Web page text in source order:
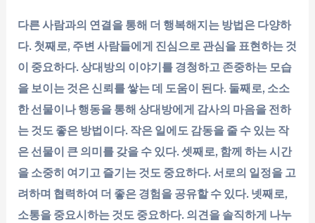
다른 사람과의 연결을 통해 더 행복해지는 방법은 다양하
다. 첫째로, 주변 사람들에게 진심으로 관심을 표현하는 것
이 중요하다. 상대방의 이야기를 경청하고 존중하는 모습
을 보이는 것은 신뢰를 쌓는 데 도움이 된다. 둘째로, 소소
한 선물이나 행동을 통해 상대방에게 감사의 마음을 전하
는 것도 좋은 방법이다. 작은 일에도 감동을 줄 수 있는 작
은 선물이 큰 의미를 갖을 수 있다. 셋째로, 함께 하는 시간
을 소중히 여기고 즐기는 것도 중요하다. 서로의 일정을 고
려하며 협력하여 더 좋은 경험을 공유할 수 있다. 넷째로,
소통을 중요시하는 것도 중요하다. 의견을 솔직하게 나누